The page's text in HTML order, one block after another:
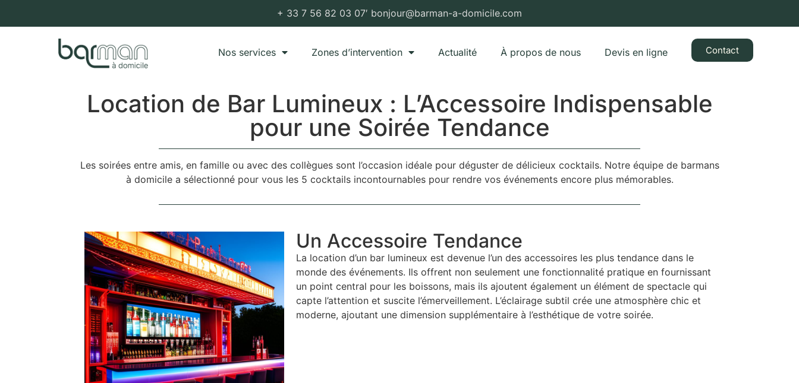
+ 33 7 56 82 03 07′ bonjour@barman-a-domicile.com
Nos services Zones d’intervention Actualité À propos de nous Devis en ligne Contact
Location de Bar Lumineux : L’Accessoire Indispensable
pour une Soirée Tendance
Les soirées entre amis, en famille ou avec des collègues sont l’occasion idéale pour déguster de délicieux cocktails. Notre équipe de barmans
à domicile a sélectionné pour vous les 5 cocktails incontournables pour rendre vos événements encore plus mémorables.
Un Accessoire Tendance
La location d’un bar lumineux est devenue l’un des accessoires les plus tendance dans le
monde des événements. Ils offrent non seulement une fonctionnalité pratique en fournissant
un point central pour les boissons, mais ils ajoutent également un élément de spectacle qui
capte l’attention et suscite l’émerveillement. L’éclairage subtil crée une atmosphère chic et
moderne, ajoutant une dimension supplémentaire à l’esthétique de votre soirée.